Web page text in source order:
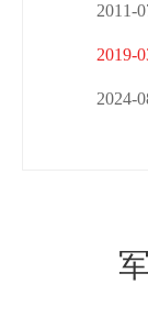
2011-
2019-
2024-